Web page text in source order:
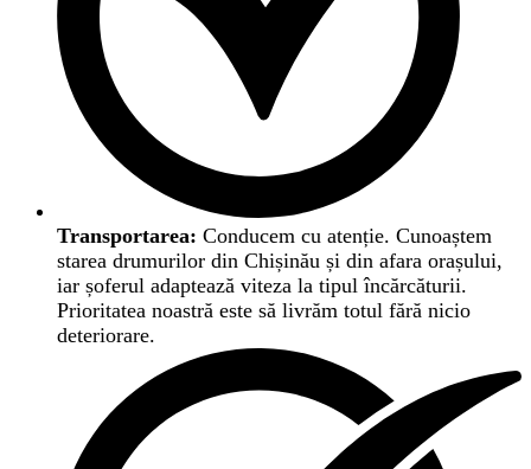
Transportarea: Conducem cu atenție. Cunoaștem
starea drumurilor din Chișinău și din afara orașului,
iar șoferul adaptează viteza la tipul încărcăturii.
Prioritatea noastră este să livrăm totul fără nicio
deteriorare.